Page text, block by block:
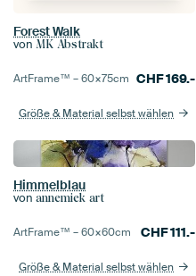
Forest Walk
von MK Abstrakt
ArtFrame™ –60×75cm CHF169.-
Größe & Material selbst wählen
Himmelblau
von annemiek art
ArtFrame™ –60×60cm CHF111.-
Größe & Material selbst wählen